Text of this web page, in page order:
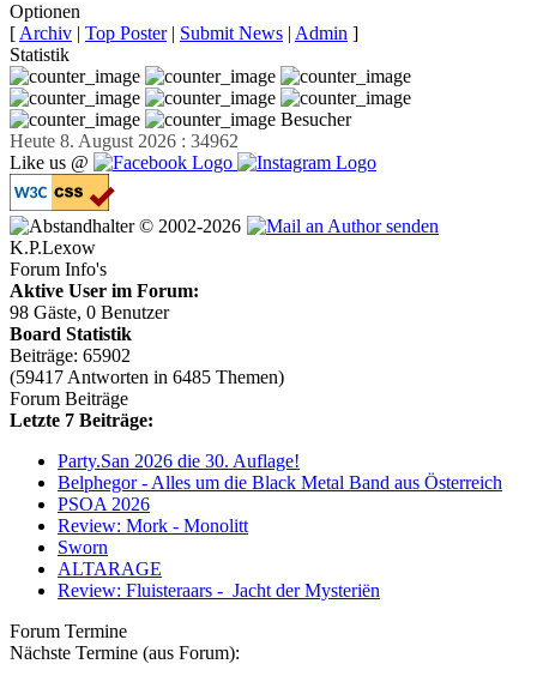
Optionen
[ Archiv | Top Poster| Submit News | Admin ]
Statistik
Besucher
Heute 8. August 2026 : 34962
Like us @
© 2002-2026
K.P.Lexow
Forum Info's
Aktive User im Forum:
98 Gäste, 0 Benutzer
Board Statistik
Beiträge: 65902
(59417 Antworten in 6485 Themen)
Forum Beiträge
Letzte 7 Beiträge:
Party.San 2026 die 30. Auflage!
Belphegor - Alles um die Black Metal Band aus Österreich
PSOA 2026
Review: Mork - Monolitt
Sworn
ALTARAGE
Review: Fluisteraars - Jacht der Mysteriën
Forum Termine
Nächste Termine (aus Forum):